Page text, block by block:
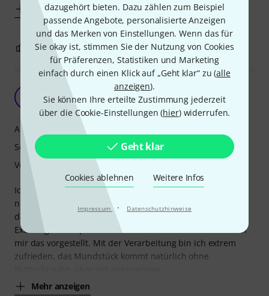
dazugehört bieten. Dazu zählen zum Beispiel
passende Angebote, personalisierte Anzeigen
und das Merken von Einstellungen. Wenn das für
Sie okay ist, stimmen Sie der Nutzung von Cookies
für Präferenzen, Statistiken und Marketing
einfach durch einen Klick auf „Geht klar“ zu (alle
anzeigen).
Sie können Ihre erteilte Zustimmung jederzeit
über die Cookie-Einstellungen (hier) widerrufen.
Geht klar
Cookies ablehnen Weitere Infos
Impressum · Datenschutzhinweise
Mehr anzeigen
0 BEWERTUNG MELDEN
Tolles Mundstück
Sanne2904 09.02.2025
Ich war auf der Suche nach einem Jazzmundstück, welches
nicht allzu teuer und gut spielbar ist. Was soll ich sagen:
das Jody Jazz HR*7* übertraf alle meine Erwartungen.
Extrem gute Ansprache und der Sound ist toll! So habe ich
mir das vorgestellt. Mit der Verarbeitung bin ich extrem
zufrieden, das Mundstück kommt natürlich ohne
Mehr anzeigen
Ansprache
Sound
Verarbeitung